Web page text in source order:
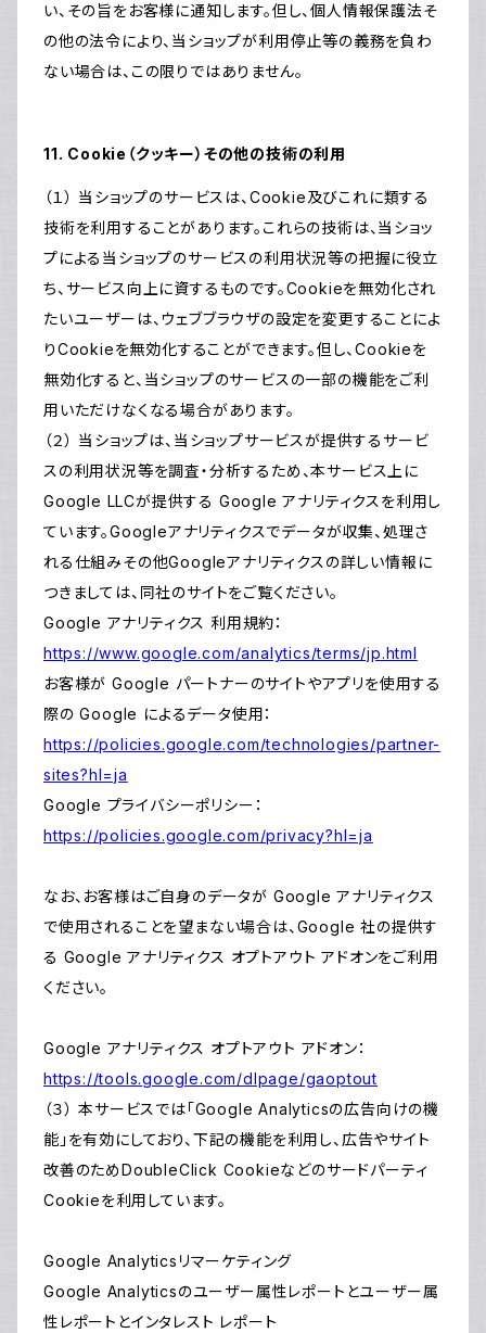
い、その旨をお客様に通知します。但し、個人情報保護法そ
の他の法令により、当ショップが利用停止等の義務を負わ
ない場合は、この限りではありません。
11. Cookie（クッキー）その他の技術の利用
（１） 当ショップのサービスは、Cookie及びこれに類する
技術を利用することがあります。これらの技術は、当ショッ
プによる当ショップのサービスの利用状況等の把握に役立
ち、サービス向上に資するものです。Cookieを無効化され
たいユーザーは、ウェブブラウザの設定を変更することによ
りCookieを無効化することができます。但し、Cookieを
無効化すると、当ショップのサービスの一部の機能をご利
用いただけなくなる場合があります。
（２） 当ショップは、当ショップサービスが提供するサービ
スの利用状況等を調査・分析するため、本サービス上に
Google LLCが提供する Google アナリティクスを利用し
ています。Googleアナリティクスでデータが収集、処理さ
れる仕組みその他Googleアナリティクスの詳しい情報に
つきましては、同社のサイトをご覧ください。
Google アナリティクス 利用規約：
https://www.google.com/analytics/terms/jp.html
お客様が Google パートナーのサイトやアプリを使用する
際の Google によるデータ使用：
https://policies.google.com/technologies/partner-
sites?hl=ja
Google プライバシーポリシー：
https://policies.google.com/privacy?hl=ja
なお、お客様はご自身のデータが Google アナリティクス
で使用されることを望まない場合は、Google 社の提供す
る Google アナリティクス オプトアウト アドオンをご利用
ください。
Google アナリティクス オプトアウト アドオン：
https://tools.google.com/dlpage/gaoptout
（３） 本サービスでは「Google Analyticsの広告向けの機
能」を有効にしており、下記の機能を利用し、広告やサイト
改善のためDoubleClick Cookieなどのサードパーティ
Cookieを利用しています。
Google Analyticsリマーケティング
Google Analyticsのユーザー属性レポートとユーザー属
性レポートとインタレスト レポート